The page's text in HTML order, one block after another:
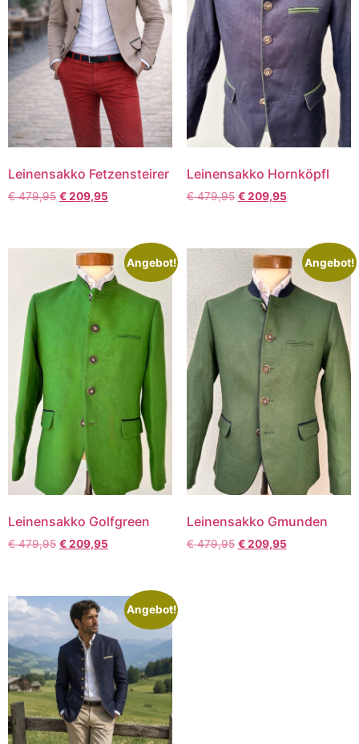
Leinensakko Fetzensteirer
€479,95 €209,95
Leinensakko Hornköpfl
€479,95 €209,95
Angebot!
Leinensakko Golfgreen
€479,95 €209,95
Angebot!
Leinensakko Gmunden
€479,95 €209,95
Angebot!